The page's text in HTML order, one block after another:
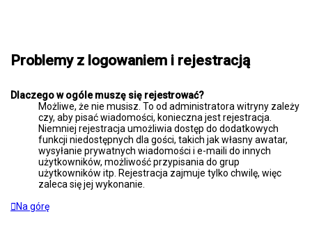
Problemy z logowaniem i rejestracją
Dlaczego w ogóle muszę się rejestrować?
Możliwe, że nie musisz. To od administratora witryny zależy
czy, aby pisać wiadomości, konieczna jest rejestracja.
Niemniej rejestracja umożliwia dostęp do dodatkowych
funkcji niedostępnych dla gości, takich jak własny awatar,
wysyłanie prywatnych wiadomości i e-maili do innych
użytkowników, możliwość przypisania do grup
użytkowników itp. Rejestracja zajmuje tylko chwilę, więc
zaleca się jej wykonanie.
Na górę